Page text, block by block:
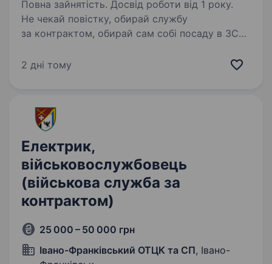
Повна зайнятість. Досвід роботи від 1 року.
Не чекай повістку, обирай службу
за контрактом, обирай сам собі посаду в ЗСУ.
набір громадян на військову службу
2 дні тому
Електрик,
військовослужбовець
(військова служба за
контрактом)
25 000 – 50 000 грн
Івано-Франківський ОТЦК та СП, Івано-